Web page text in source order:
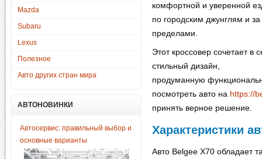
Mazda
Subaru
Lexus
Полезное
Авто других стран мира
АВТОНОВИНКИ
Автосервис: правильный выбор и
основные варианты
комфортной и уверенной
по городским джунглям и за
пределами.
Этот кроссовер сочетает в
стильный дизайн,
продуманную
посмотреть авто на https://
принять верное решение.
Характеристики
Авто Belgee X70 обладает